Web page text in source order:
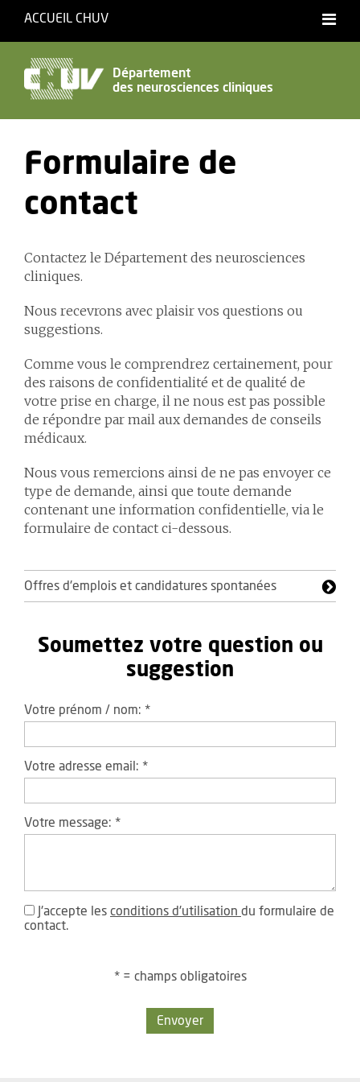
ACCUEIL CHUV
Français
Accessibilité
Département
des neurosciences cliniques
Formulaire de
contact
Contactez le Département des neurosciences
cliniques.
Nous recevrons avec plaisir vos questions ou
suggestions.
Comme vous le comprendrez certainement, pour
des raisons de confidentialité et de qualité de
votre prise en charge, il ne nous est pas possible
de répondre par mail aux demandes de conseils
médicaux.
Nous vous remercions ainsi de ne pas envoyer ce
type de demande, ainsi que toute demande
contenant une information confidentielle, via le
formulaire de contact ci-dessous.
Offres d'emplois et candidatures spontanées
Soumettez votre question ou
suggestion
Votre prénom / nom: *
Votre adresse email: *
Votre message: *
J'accepte les conditions d'utilisation du formulaire de
contact.
* = champs obligatoires
Envoyer